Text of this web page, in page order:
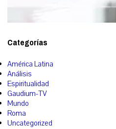
Categorías
América Latina
Análisis
Espiritualidad
Gaudium-TV
Mundo
Roma
Uncategorized